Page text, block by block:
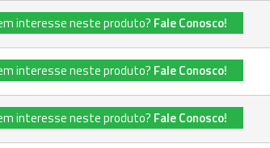
interesse neste produto? Fale Conosco!
interesse neste produto? Fale Conosco!
interesse neste produto? Fale Conosco!